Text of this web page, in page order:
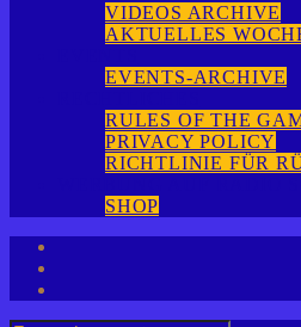
VIDEOS ARCHIVE
AKTUELLES
EVENTS-ARCHIVE
RULES OF THE
PRIVACY POLICY
RICHTLINIE FÜR
SHOP